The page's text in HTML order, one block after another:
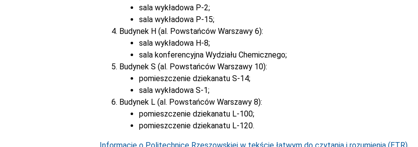
sala wykładowa P-2;
sala wykładowa P-15;
Budynek H (al. Powstańców Warszawy 6):
sala wykładowa H-8;
sala konferencyjna Wydziału Chemicznego;
Budynek S (al. Powstańców Warszawy 10):
pomieszczenie dziekanatu S-14;
sala wykładowa S-1;
Budynek L (al. Powstańców Warszawy 8):
pomieszczenie dziekanatu L-100;
pomieszczenie dziekanatu L-120.